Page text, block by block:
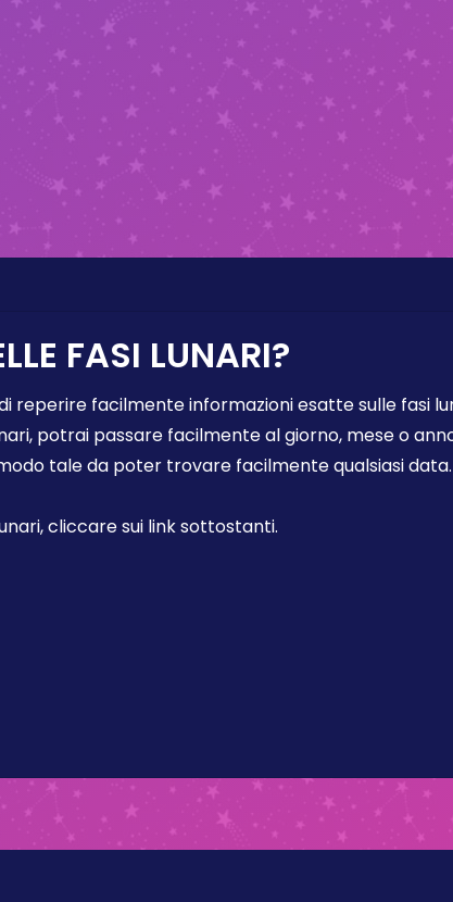
FASI LUNARI?
reperire facilmente informazioni esatte sulle fasi
potrai passare facilmente al giorno, mese o
tale da poter trovare facilmente qualsiasi data.
cliccare sui link sottostanti.